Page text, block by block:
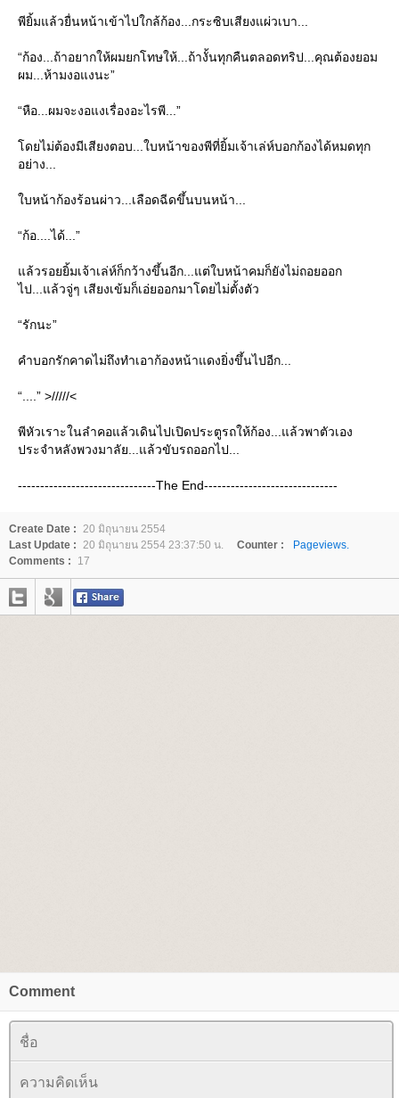
พียิ้มแล้วยื่นหน้าเข้าไปใกล้ก้อง...กระซิบเสียงแผ่วเบา...
“ก้อง...ถ้าอยากให้ผมยกโทษให้...ถ้างั้นทุกคืนตลอดทริป...คุณต้องยอม
ผม...ห้ามงอแงนะ”
“หือ...ผมจะงอแงเรื่องอะไรพี...”
ดยไม่ต้องมีเสียงตอบ...ใบหน้าของพีที่ยิ้มเจ้าเล่ห์บอกก้องได้หมดทุก
อย่าง...
บหน้าก้องร้อนผ่าว...เลือดฉีดขึ้นบนหน้า...
“ก้อ....ได้...”
ล้วรอยยิ้มเจ้าเล่ห์ก็กว้างขึ้นอีก...แต่ใบหน้าคมก็ยังไม่ถอยออก
ไป...แล้วจู่ๆ เสียงเข้มก็เอ่ยออกมาโดยไม่ตั้งตัว
“รักนะ”
คำบอกรักคาดไม่ถึงทำเอาก้องหน้าแดงยิ่งขึ้นไปอีก...
“....” >/////<
พีหัวเราะในลำคอแล้วเดินไปเปิดประตูรถให้ก้อง...แล้วพาตัวเอง
ประจำหลังพวงมาลัย...แล้วขับรถออกไป...
-------------------------------The End------------------------------
Create Date : 20 มิถุนายน 2554
Last Update : 20 มิถุนายน 2554 23:37:50 น. Counter :
Pageviews.
Comments :
17
Comment